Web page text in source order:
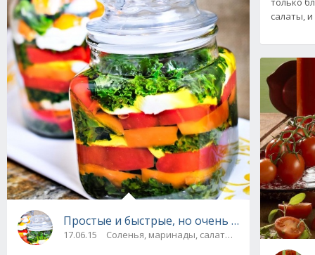
Простые и быстрые, но очень вкусные
17.06.15 Соленья, маринады, салаты, соте
салаты, и